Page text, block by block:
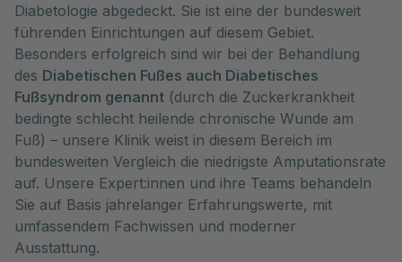
Diabetologie abgedeckt. Sie ist eine der bundesweit
führenden Einrichtungen auf diesem Gebiet.
Besonders erfolgreich sind wir bei der Behandlung
des Diabetischen Fußes auch Diabetisches
Fußsyndrom genannt (durch die Zuckerkrankheit
bedingte schlecht heilende chronische Wunde am
Fuß) – unsere Klinik weist in diesem Bereich im
bundesweiten Vergleich die niedrigste Amputationsrate
auf. Unsere Expert:innen und ihre Teams behandeln
Sie auf Basis jahrelanger Erfahrungswerte, mit
umfassendem Fachwissen und moderner
Ausstattung.